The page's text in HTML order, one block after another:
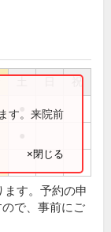
祝
す。来院前
×閉じる
す。予約の申
で、事前にご